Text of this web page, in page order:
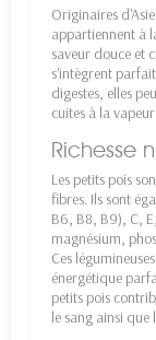
Originaires
appartiennent à
saveur douce et
s'intègrent
digestes, elles
cuites à la vapeur.
Richesse
Les petits pois
fibres. Ils sont
B6, B8, B9), C,
magnésium,
Ces
énergétique
petits pois
le sang ainsi que